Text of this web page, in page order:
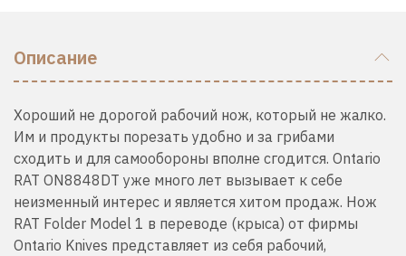
Описание
Хороший не дорогой рабочий нож, который не жалко.
Им и продукты порезать удобно и за грибами
сходить и для самообороны вполне сгодится. Ontario
RAT ON8848DT уже много лет вызывает к себе
неизменный интерес и является хитом продаж. Нож
RAT Folder Model 1 в переводе (крыса) от фирмы
Ontario Knives представляет из себя рабочий,